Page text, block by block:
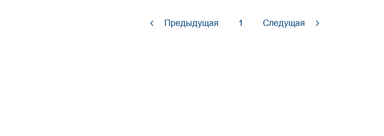
Предыдущая 1 Следущая